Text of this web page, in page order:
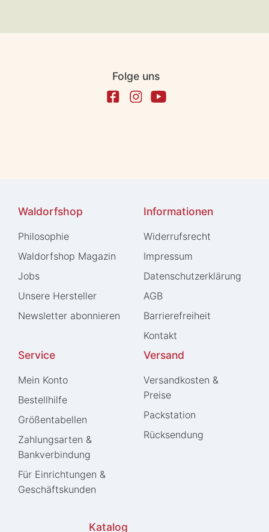
Folge uns
Waldorfshop
Philosophie
Waldorfshop Magazin
Jobs
Unsere Hersteller
Newsletter abonnieren
Informationen
Widerrufs­recht
Impressum
Daten­schutz­erklärung
AGB
Barrierefreiheit
Kontakt
Service
Mein Konto
Bestellhilfe
Größentabellen
Zahlungsarten &
Bankverbindung
Für Einrichtungen &
Geschäftskunden
Versand
Versandkosten &
Preise
Packstation
Rücksendung
Katalog